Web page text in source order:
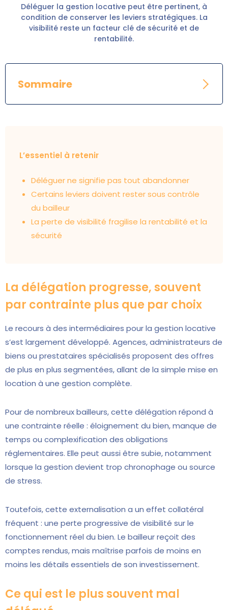
Déléguer la gestion locative peut être pertinent, à
condition de conserver les leviers stratégiques. La
visibilité reste un facteur clé de sécurité et de
rentabilité.
Sommaire
L’essentiel à retenir
Déléguer ne signifie pas tout abandonner
Certains leviers doivent rester sous contrôle
du bailleur
La perte de visibilité fragilise la rentabilité et la
sécurité
La délégation progresse, souvent
par contrainte plus que par choix
Le recours à des intermédiaires pour la gestion locative
s’est largement développé. Agences, administrateurs de
biens ou prestataires spécialisés proposent des offres
de plus en plus segmentées, allant de la simple mise en
location à une gestion complète.
Pour de nombreux bailleurs, cette délégation répond à
une contrainte réelle : éloignement du bien, manque de
temps ou complexification des obligations
réglementaires. Elle peut aussi être subie, notamment
lorsque la gestion devient trop chronophage ou source
de stress.
Toutefois, cette externalisation a un effet collatéral
fréquent : une perte progressive de visibilité sur le
fonctionnement réel du bien. Le bailleur reçoit des
comptes rendus, mais maîtrise parfois de moins en
moins les détails essentiels de son investissement.
Ce qui est le plus souvent mal